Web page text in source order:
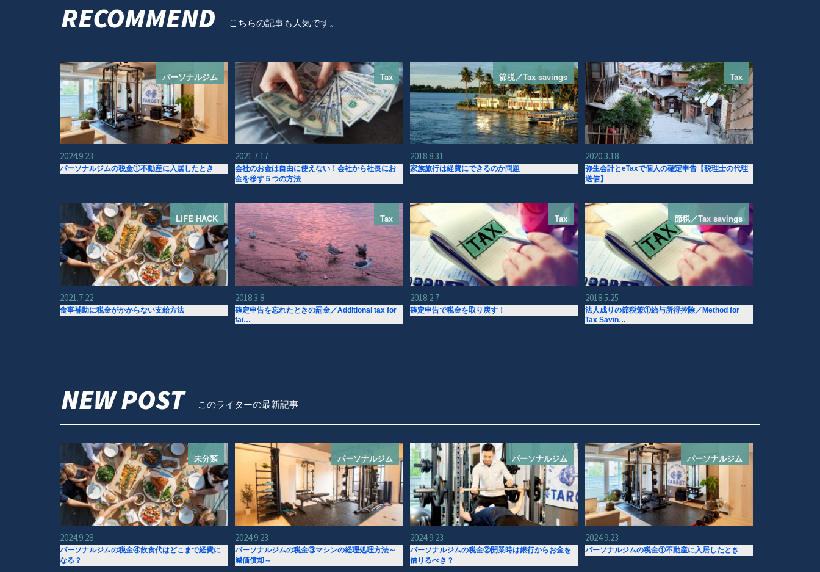
RECOMMEND こちらの記事も人気です。
パーソナルジム
2024.9.23
パーソナルジムの税金①不動産に入居したとき
Tax
2021.7.17
会社のお金は自由に使えない！会社から社長にお
金を移す５つの方法
節税／Tax savings
2018.8.31
家族旅行は経費にできるのか問題
Tax
2020.3.18
弥生会計とeTaxで個人の確定申告【税理士の代理
送信】
LIFE HACK
2021.7.22
食事補助に税金がかからない支給方法
Tax
2018.3.8
確定申告を忘れたときの罰金／Additional tax for
fai…
Tax
2018.2.7
確定申告で税金を取り戻す！
節税／Tax savings
2018.5.25
法人成りの節税策①給与所得控除／Method for
Tax Savin…
NEW POST このライターの最新記事
未分類
2024.9.28
パーソナルジムの税金④飲食代はどこまで経費に
なる？
パーソナルジム
2024.9.23
パーソナルジムの税金③マシンの経理処理方法～
減価償却～
パーソナルジム
2024.9.23
パーソナルジムの税金②開業時は銀行からお金を
借りるべき？
パーソナルジム
2024.9.23
パーソナルジムの税金①不動産に入居したとき